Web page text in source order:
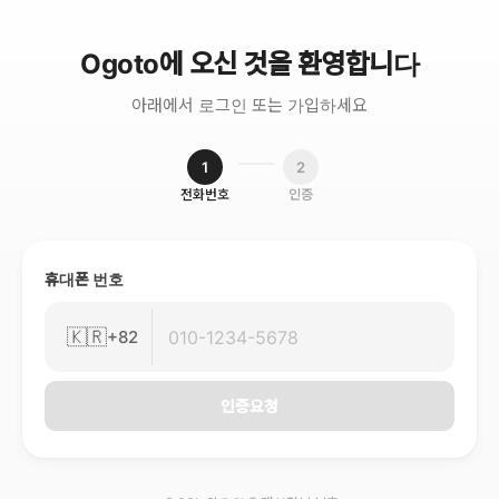
Ogoto에 오신 것을 환영합니다
아래에서 로그인 또는 가입하세요
1
전화번호
2
인증
휴대폰 번호
🇰🇷+82
인증요청